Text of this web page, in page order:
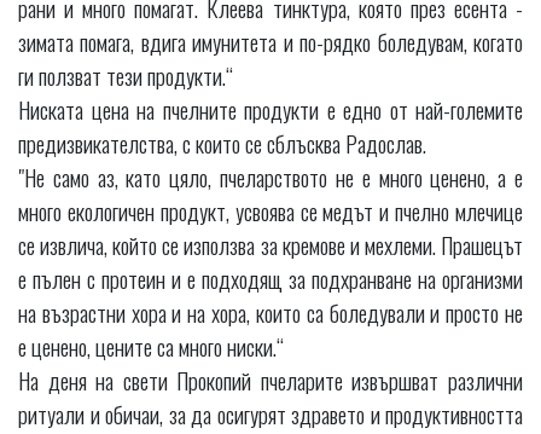
рани и много помагат. Клеева тинктура, която през есента -
зимата помага, вдига имунитета и по-рядко боледувам, когато
ги ползват тези продукти.“
Ниската цена на пчелните продукти е едно от най-големите
предизвикателства, с които се сблъсква Радослав.
"Не само аз, като цяло, пчеларството не е много ценено, а е
много екологичен продукт, усвоява се медът и пчелно млечице
се извлича, който се използва за кремове и мехлеми. Прашецът
е пълен с протеин и е подходящ за подхранване на организми
на възрастни хора и на хора, които са боледували и просто не
е ценено, цените са много ниски.“
На деня на свети Прокопий пчеларите извършват различни
ритуали и обичаи, за да осигурят здравето и продуктивността